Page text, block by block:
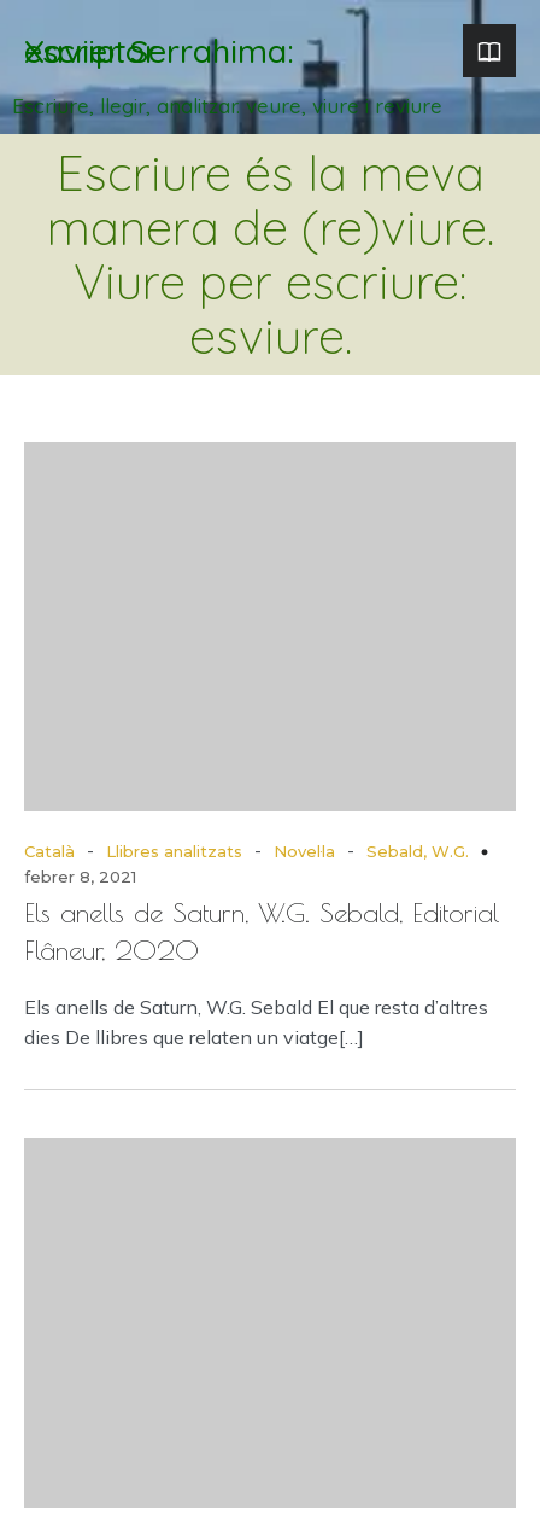
Xavier Serrahima: escriptor
Escriure, llegir, analitzar. veure, viure i reviure
Escriure és la meva
manera de (re)viure.
Viure per escriure:
esviure.
Català - Llibres analitzats - Novel·la -
Sebald, W.G.
febrer 8, 2021
Els anells de Saturn, W.G. Sebald, Editorial
Flâneur, 2020
Els anells de Saturn, W.G. Sebald El que resta d’altres
dies De llibres que relaten un viatge[…]